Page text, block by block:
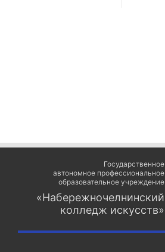
Государственное
автономное профессиональное
образовательное учреждение
«Набережночелнинский
колледж искусств»